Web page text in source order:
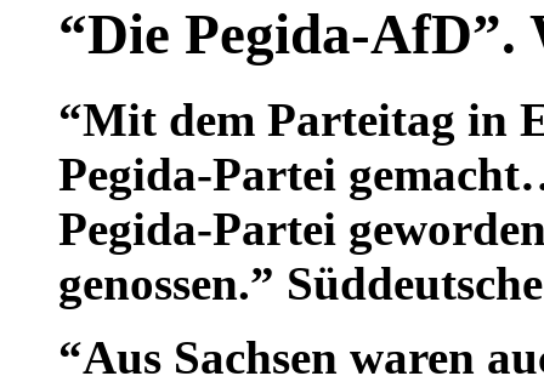
“Die Pegida-AfD”.
“Mit dem Parteitag in
Pegida-Partei
Pegida-Partei
genossen.”
“Aus Sachsen waren